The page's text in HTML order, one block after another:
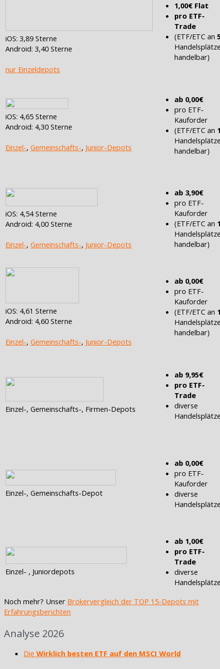
iOS: 3,89 Sterne
Android: 3,40 Sterne
nur Einzeldepots
1,00€ Flat
pro ETF-
Trade
(ETF/ETC an
handelbar)
iOS: 4,65 Sterne
Android: 4,30 Sterne
Einzel-, Gemeinschafts-, Junior-Depots
ab 0,00€
pro ETF-
Kauforder
(ETF/ETC an
handelbar)
iOS: 4,54 Sterne
Android: 4,00 Sterne
Einzel-, Gemeinschafts-, Junior-Depots
ab 3,90€
pro ETF-
Kauforder
(ETF/ETC an
handelbar)
iOS: 4,61 Sterne
Android: 4,60 Sterne
Einzel-, Gemeinschafts-, Junior-Depots
ab 0,00€
pro ETF-
Kauforder
(ETF/ETC an
handelbar)
Einzel-, Gemeinschafts-, Firmen-Depots
ab 9,95€
pro ETF-
Trade
diverse
Einzel-, Gemeinschafts-Depot
ab 0,00€
pro ETF-
Kauforder
diverse
Einzel- , Juniordepots
ab 1,00€
pro ETF-
Trade
diverse
Noch mehr? Unser Brokervergleich der TOP 15-Depots mit
Erfahrungsberichten
Analyse 2026
Die Wirklich besten ETF auf den MSCI World